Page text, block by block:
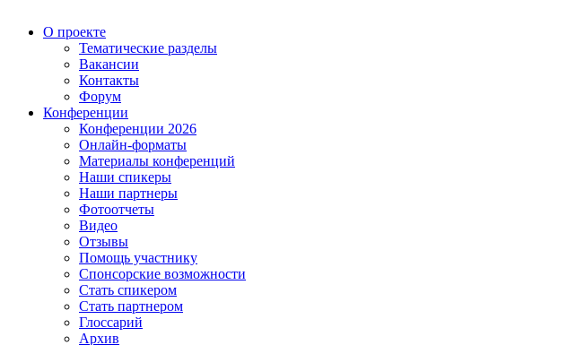
О проекте
Тематические разделы
Вакансии
Контакты
Форум
Конференции
Конференции 2026
Онлайн-форматы
Материалы конференций
Наши спикеры
Наши партнеры
Фотоотчеты
Видео
Отзывы
Помощь участнику
Спонсорские возможности
Стать спикером
Стать партнером
Глоссарий
Архив